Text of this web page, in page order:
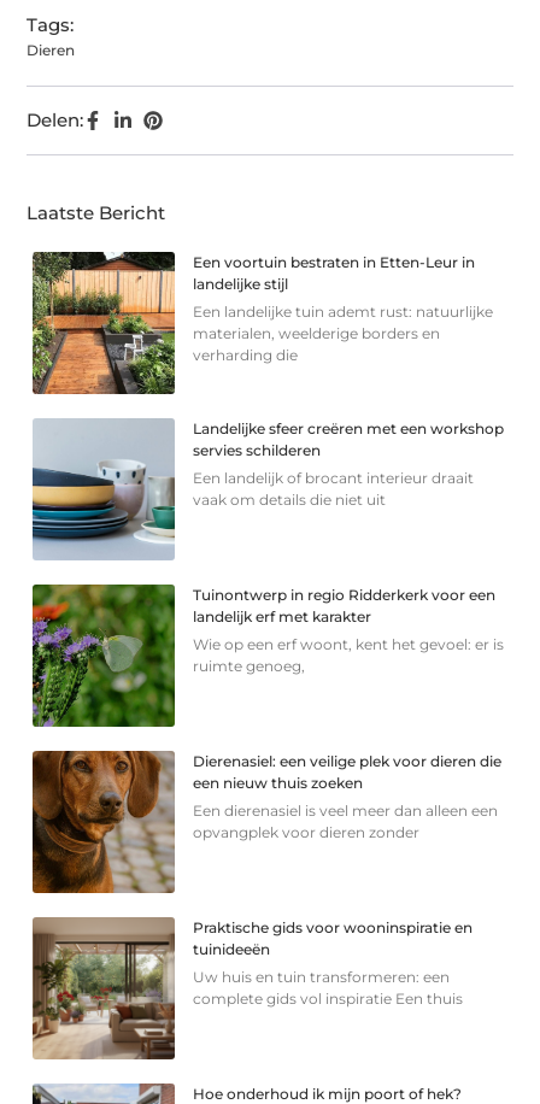
Tags:
Dieren
Delen:
Laatste Bericht
Een voortuin bestraten in Etten-Leur in
landelijke stijl
Een landelijke tuin ademt rust: natuurlijke
materialen, weelderige borders en
verharding die
Landelijke sfeer creëren met een workshop
servies schilderen
Een landelijk of brocant interieur draait
vaak om details die niet uit
Tuinontwerp in regio Ridderkerk voor een
landelijk erf met karakter
Wie op een erf woont, kent het gevoel: er is
ruimte genoeg,
Dierenasiel: een veilige plek voor dieren die
een nieuw thuis zoeken
Een dierenasiel is veel meer dan alleen een
opvangplek voor dieren zonder
Praktische gids voor wooninspiratie en
tuinideeën
Uw huis en tuin transformeren: een
complete gids vol inspiratie Een thuis
Hoe onderhoud ik mijn poort of hek?